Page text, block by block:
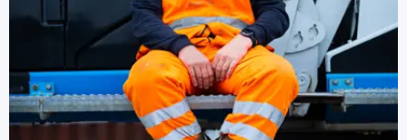
Welke verplichtingen kent REACH voor de
gebruiker?
Wat zijn de bevoegdheden van de Nederlandse
Arbeidsinspectie?